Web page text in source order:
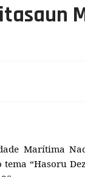
Marítima
“Hasoru